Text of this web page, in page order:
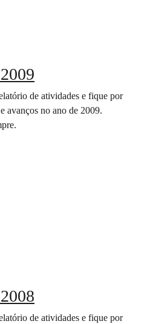
de atividades e fique por
avanços no ano de 2009.
de atividades e fique por